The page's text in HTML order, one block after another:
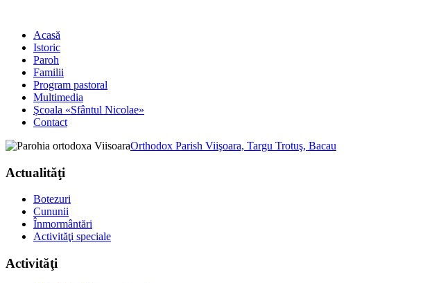
Acasă
Istoric
Paroh
Familii
Program pastoral
Multimedia
Şcoala «Sfântul Nicolae»
Contact
Orthodox Parish Viişoara, Targu Trotuş, Bacau
Actualităţi
Botezuri
Cununii
Înmormântări
Activităţi speciale
Activităţi